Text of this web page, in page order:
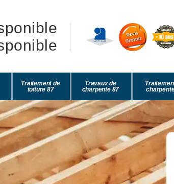
Traitement de
toiture 87
Travaux de
charpente 87